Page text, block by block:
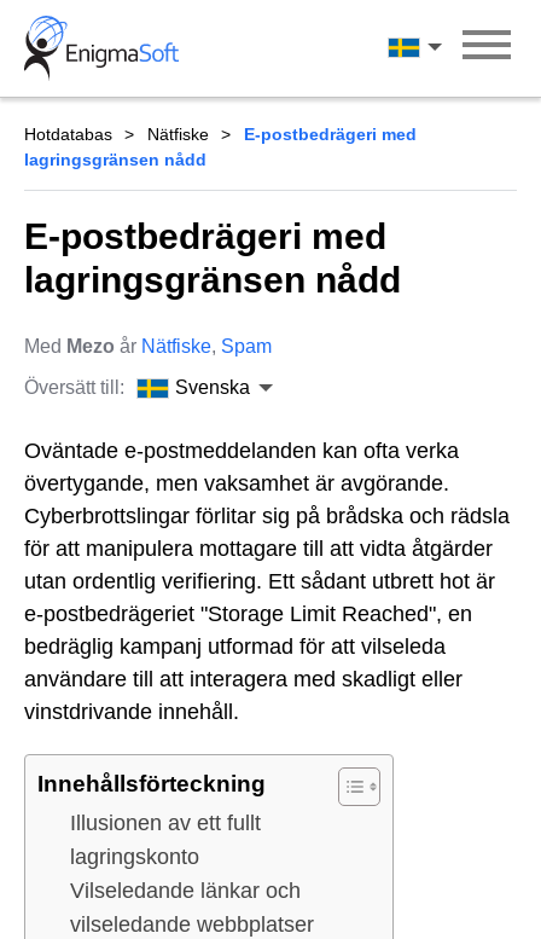
Skip
content
Svenska
Hotdatabas Nätfiske
E-postbedrägeri med
lagringsgränsen nådd
E-postbedrägeri med
lagringsgränsen nådd
Med Mezo år Nätfiske, Spam
Översätt till:
Svenska
Oväntade e-postmeddelanden kan ofta verka
övertygande, men vaksamhet är avgörande.
Cyberbrottslingar förlitar sig på brådska och rädsla
för att manipulera mottagare till att vidta åtgärder
utan ordentlig verifiering. Ett sådant utbrett hot är
e-postbedrägeriet "Storage Limit Reached", en
bedräglig kampanj utformad för att vilseleda
användare till att interagera med skadligt eller
vinstdrivande innehåll.
Innehållsförteckning
Illusionen av ett fullt
lagringskonto
Vilseledande länkar och
vilseledande webbplatser